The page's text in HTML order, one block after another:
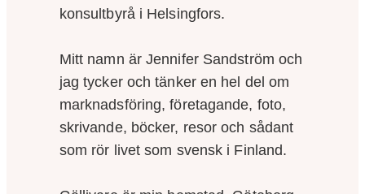
konsultbyrå i Helsingfors.
Mitt namn är Jennifer Sandström och
jag tycker och tänker en hel del om
marknadsföring, företagande, foto,
skrivande, böcker, resor och sådant
som rör livet som svensk i Finland.